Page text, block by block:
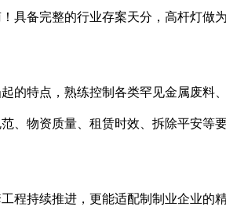
具备完整的行业存案天分，高杆灯做
特点，熟练控制各类罕见金属废料
、物资质量、租赁时效、拆除平安等
持续推进，更能适配制制业企业的